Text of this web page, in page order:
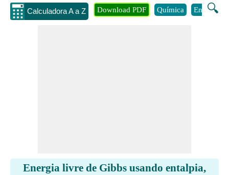
Calculadora A a Z 🔍
Download PDF Química
Energia livre de Gibbs usando entalpia,